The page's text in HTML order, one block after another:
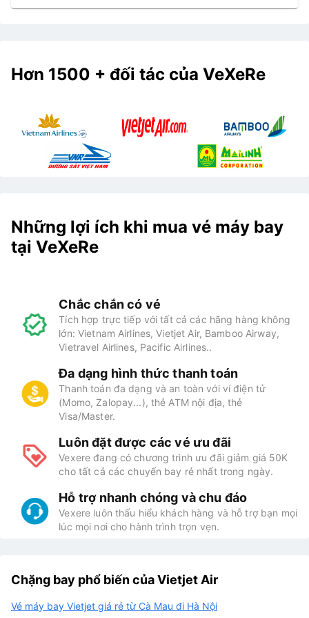
Hơn 1500 + đối tác của VeXeRe
Những lợi ích khi mua vé máy bay
tại VeXeRe
Chắc chắn có vé
Tích hợp trực tiếp với tất cả các hãng hàng không
lớn: Vietnam Airlines, Vietjet Air, Bamboo Airway,
Vietravel Airlines, Pacific Airlines..
Đa dạng hình thức thanh toán
Thanh toán đa dạng và an toàn với ví điện tử
(Momo, Zalopay...), thẻ ATM nội địa, thẻ
Visa/Master.
Luôn đặt được các vé ưu đãi
Vexere đang có chương trình ưu đãi giảm giá 50K
cho tất cả các chuyến bay rẻ nhất trong ngày.
Hỗ trợ nhanh chóng và chu đáo
Vexere luôn thấu hiểu khách hàng và hỗ trợ bạn mọi
lúc mọi nơi cho hành trình trọn vẹn.
Chặng bay phổ biến của Vietjet Air
Vé máy bay Vietjet giá rẻ từ Cà Mau đi Hà Nội